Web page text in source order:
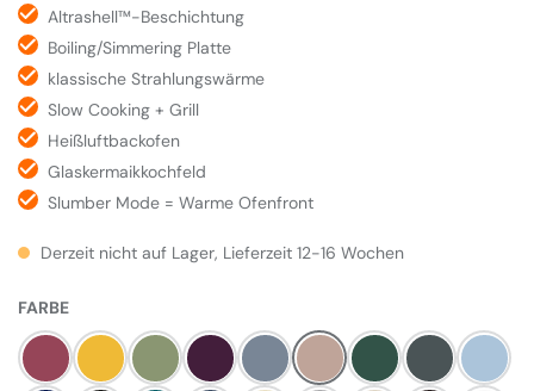
Altrashell™-Beschichtung
Boiling/Simmering Platte
klassische Strahlungswärme
Slow Cooking + Grill
Heißluftbackofen
Glaskermaikkochfeld
Slumber Mode = Warme Ofenfront
Derzeit nicht auf Lager, Lieferzeit 12-16 Wochen
FARBEAUSWÄHLEN
HimbeereMustard Olivine AubergineDove Blush Britisch Racing
Slate Duck